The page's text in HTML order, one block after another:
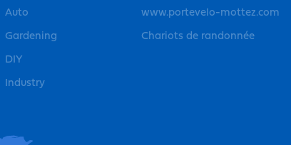
Auto
Gardening
DIY
Industry
www.portevelo-mottez.com
Chariots de randonnée